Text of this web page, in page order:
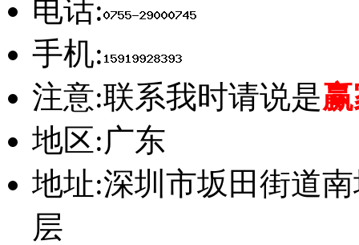
电话:
手机:
注意:联系我时请说是
地区:广东
地址:深圳市坂田街道
层